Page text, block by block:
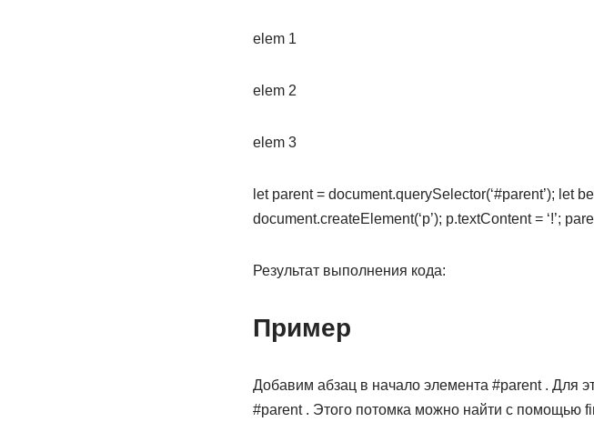
elem 1
elem 2
elem 3
let parent = document.querySelector(‘#parent’); let
document.createElement(‘p’); p.textContent = ‘!’;
Результат выполнения кода:
Пример
Добавим абзац в начало элемента #parent . Для
#parent . Этого потомка можно найти с помощью